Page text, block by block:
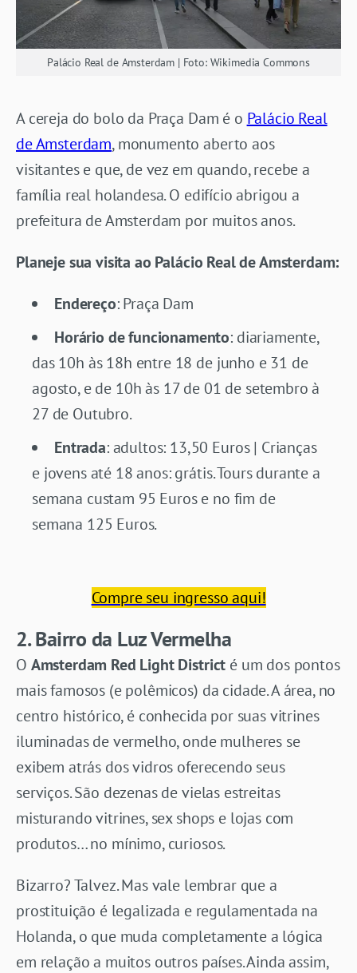
Palácio Real de Amsterdam | Foto: Wikimedia Commons
A cereja do bolo da Praça Dam é o Palácio Real
de Amsterdam, monumento aberto aos
visitantes e que, de vez em quando, recebe a
família real holandesa. O edifício abrigou a
prefeitura de Amsterdam por muitos anos.
Planeje sua visita ao Palácio Real de Amsterdam:
Endereço: Praça Dam
Horário de funcionamento: diariamente,
das 10h às 18h entre 18 de junho e 31 de
agosto, e de 10h às 17 de 01 de setembro à
27 de Outubro.
Entrada: adultos: 13,50 Euros | Crianças
e jovens até 18 anos: grátis. Tours durante a
semana custam 95 Euros e no fim de
semana 125 Euros.
Compre seu ingresso aqui!
2. Bairro da Luz Vermelha
O Amsterdam Red Light District é um dos pontos
mais famosos (e polêmicos) da cidade. A área, no
centro histórico, é conhecida por suas vitrines
iluminadas de vermelho, onde mulheres se
exibem atrás dos vidros oferecendo seus
serviços. São dezenas de vielas estreitas
misturando vitrines, sex shops e lojas com
produtos… no mínimo, curiosos.
Bizarro? Talvez. Mas vale lembrar que a
prostituição é legalizada e regulamentada na
Holanda, o que muda completamente a lógica
em relação a muitos outros países. Ainda assim,